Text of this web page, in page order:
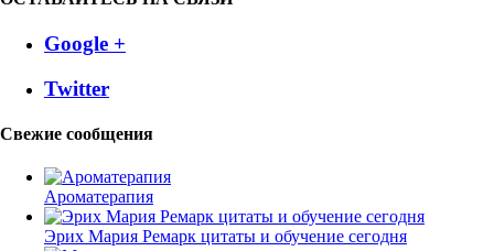
Google +
Twitter
Свежие сообщения
Ароматерапия
Эрих Мария Ремарк цитаты и обучение сегодня